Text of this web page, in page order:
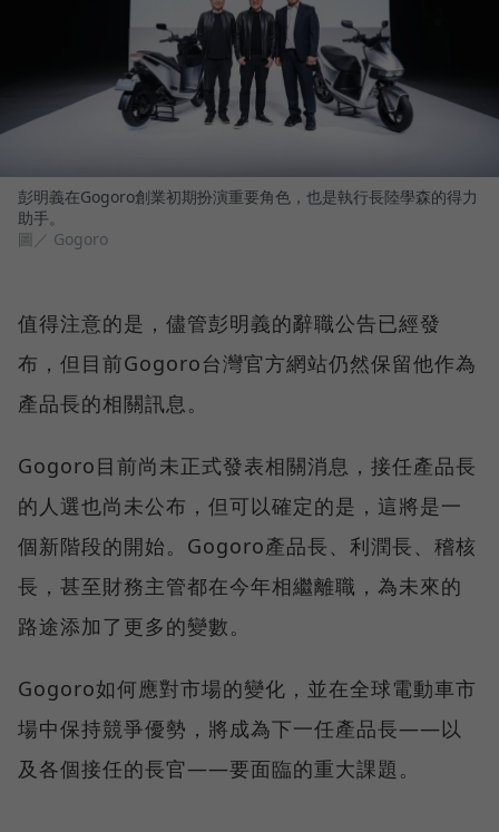
彭明義在Gogoro創業初期扮演重要角色，也是執行長陸學森的得力
助手。
圖／ Gogoro
值得注意的是，儘管彭明義的辭職公告已經發
布，但目前Gogoro台灣官方網站仍然保留他作為
產品長的相關訊息。
Gogoro目前尚未正式發表相關消息，接任產品長
的人選也尚未公布，但可以確定的是，這將是一
個新階段的開始。Gogoro產品長、利潤長、稽核
長，甚至財務主管都在今年相繼離職，為未來的
路途添加了更多的變數。
Gogoro如何應對市場的變化，並在全球電動車市
場中保持競爭優勢，將成為下一任產品長——以
及各個接任的長官——要面臨的重大課題。